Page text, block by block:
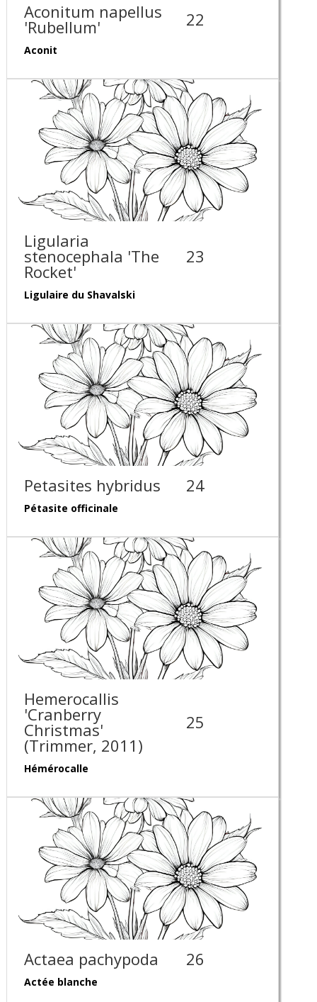
Aconitum napellus
'Rubellum' 22
Aconit
Ligularia
stenocephala 'The
Rocket'
23
Ligulaire du Shavalski
Petasites hybridus 24
Pétasite officinale
Hemerocallis
'Cranberry
Christmas'
(Trimmer, 2011)
25
Hémérocalle
Actaea pachypoda 26
Actée blanche